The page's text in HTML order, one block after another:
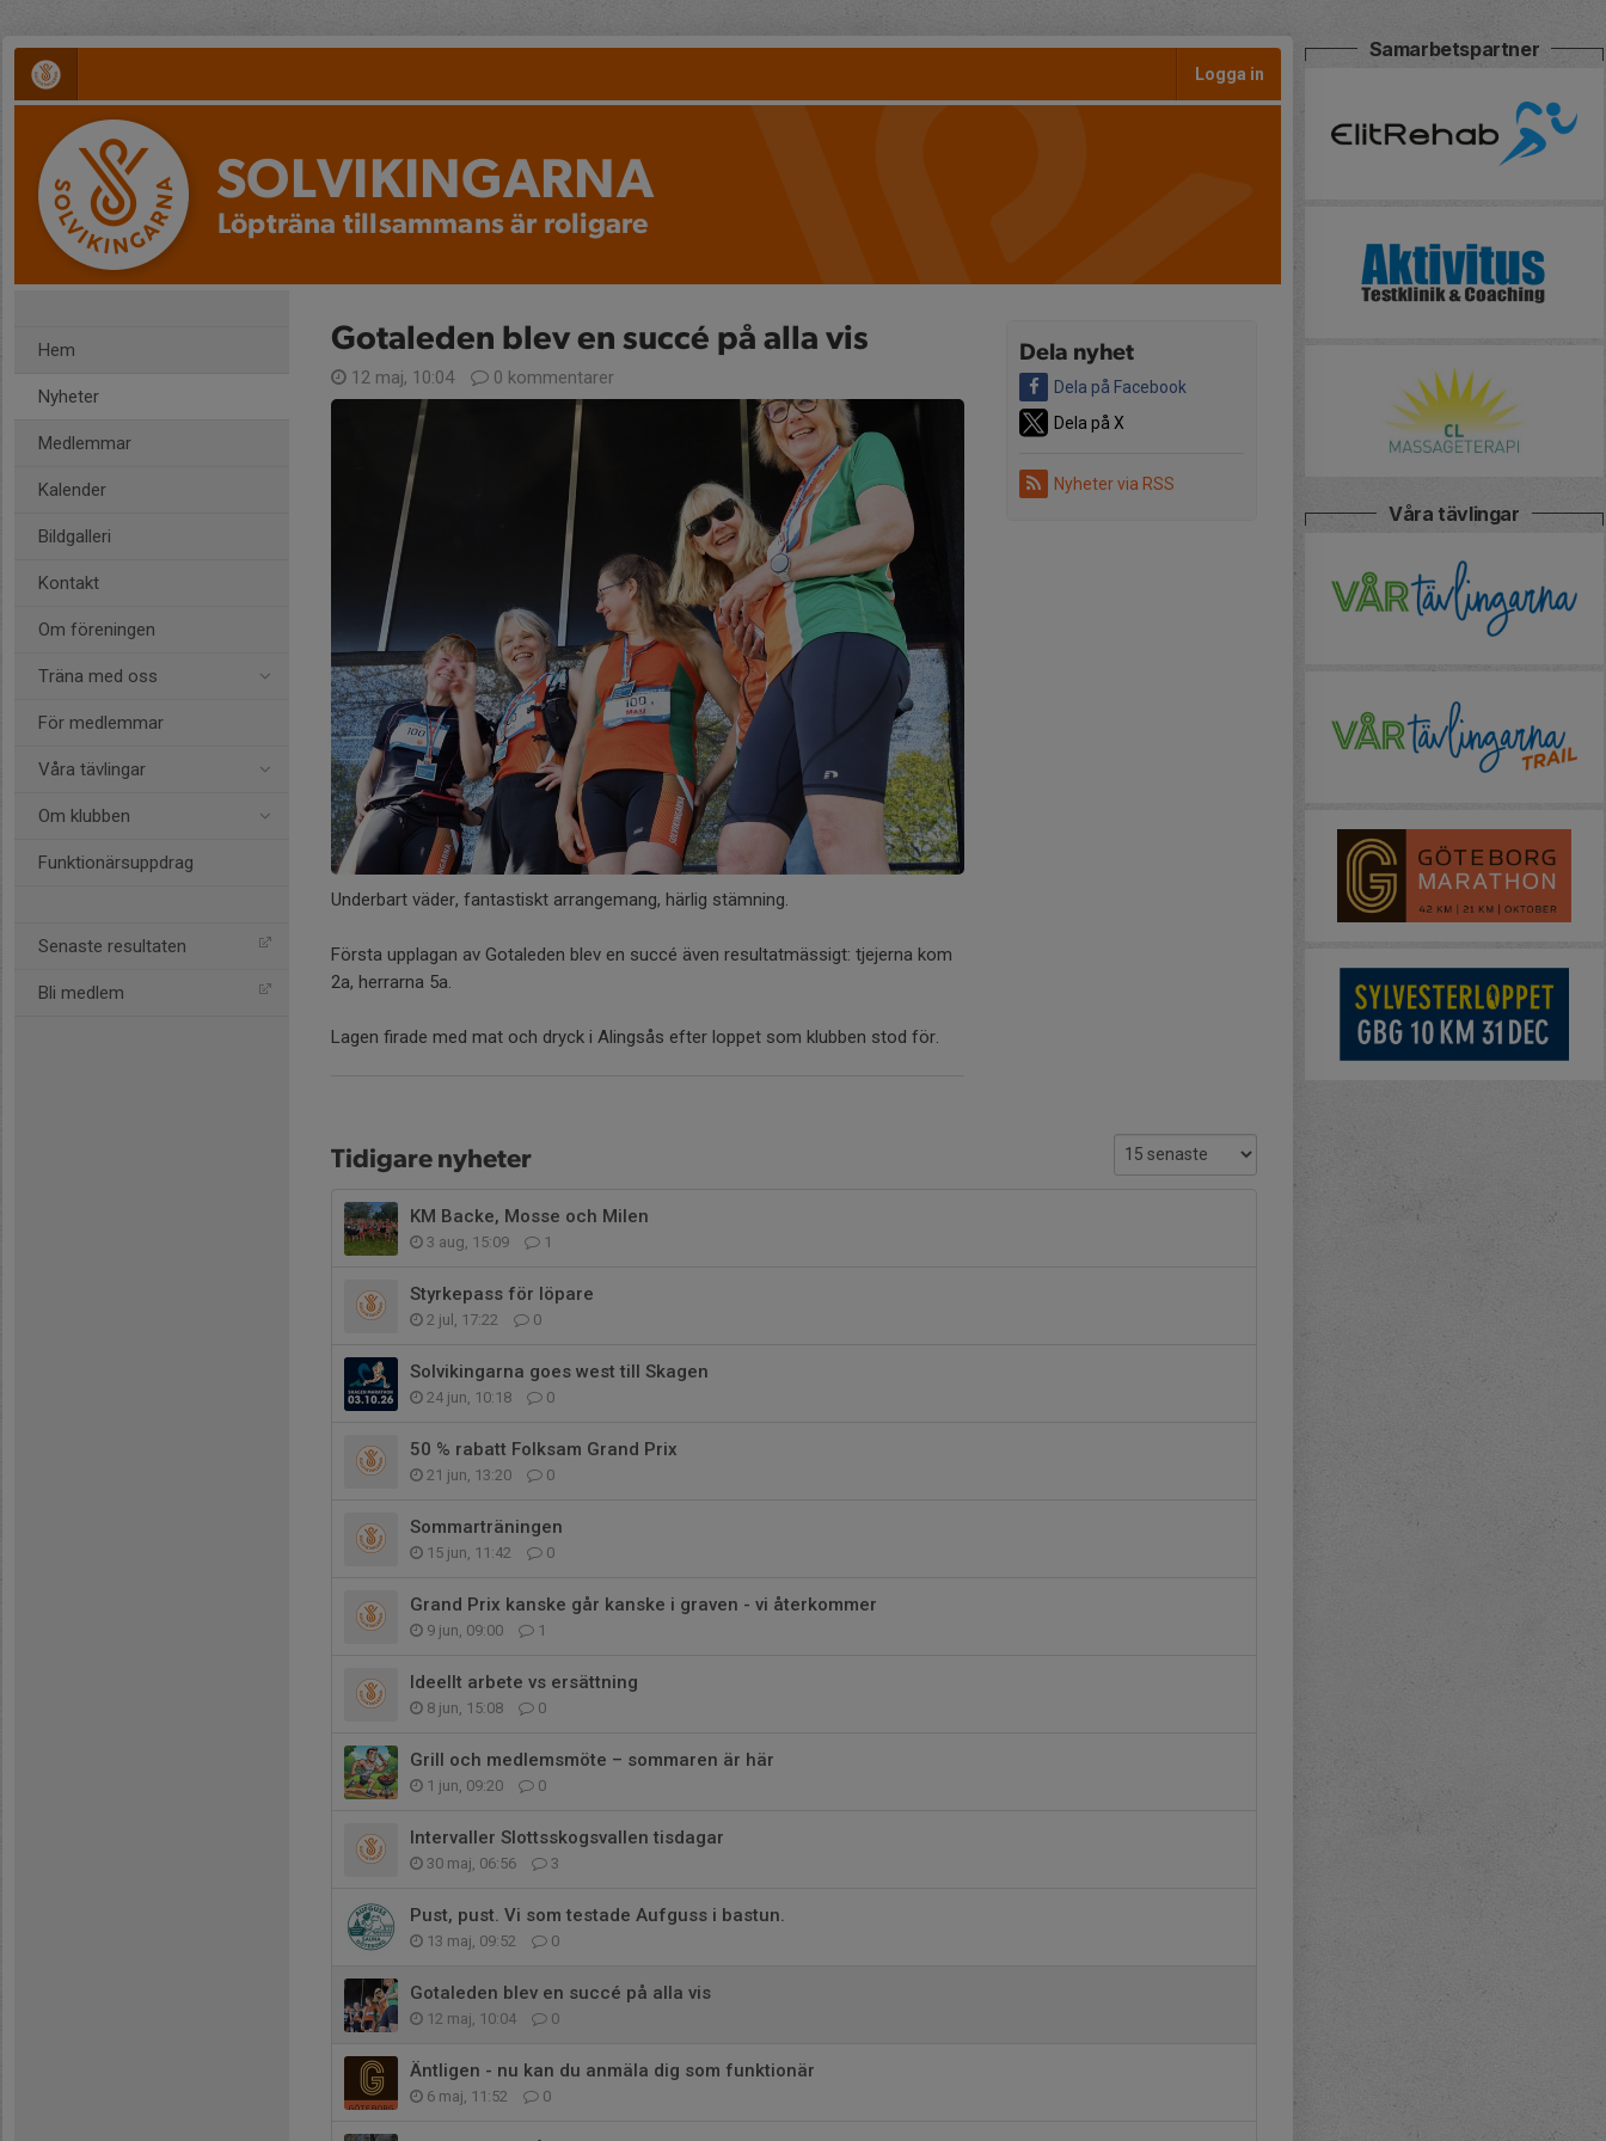
Logga in
SOLVIKINGARNA
Löpträna tillsammans är roligare
Hem
Nyheter
Medlemmar
Kalender
Bildgalleri
Kontakt
Om föreningen
Träna med oss
För medlemmar
Våra tävlingar
Om klubben
Funktionärsuppdrag
Senaste resultaten
Bli medlem
Dela nyhet
Dela på Facebook
Dela på X
Nyheter via RSS
Gotaleden blev en succé på alla vis
12 maj, 10:04 0 kommentarer
Underbart väder, fantastiskt arrangemang, härlig stämning.
Första upplagan av Gotaleden blev en succé även resultatmässigt: tjejerna kom
2a, herrarna 5a.
Lagen firade med mat och dryck i Alingsås efter loppet som klubben stod för.
Tidigare nyheter
KM Backe, Mosse och Milen
3 aug, 15:09 1
Styrkepass för löpare
2 jul, 17:22 0
Solvikingarna goes west till Skagen
24 jun, 10:18 0
50 % rabatt Folksam Grand Prix
21 jun, 13:20 0
Sommarträningen
15 jun, 11:42 0
Grand Prix kanske går kanske i graven - vi återkommer
9 jun, 09:00 1
Ideellt arbete vs ersättning
8 jun, 15:08 0
Grill och medlemsmöte – sommaren är här
1 jun, 09:20 0
Intervaller Slottsskogsvallen tisdagar
30 maj, 06:56 3
Pust, pust. Vi som testade Aufguss i bastun.
13 maj, 09:52 0
Gotaleden blev en succé på alla vis
12 maj, 10:04 0
Äntligen - nu kan du anmäla dig som funktionär
6 maj, 11:52 0
Samarbetspartner
Våra tävlingar